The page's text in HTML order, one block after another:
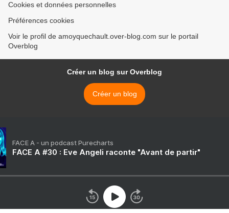
Cookies et données personnelles
Préférences cookies
Voir le profil de amoyquechault.over-blog.com sur le portail
Overblog
Créer un blog sur Overblog
Créer un blog
FACE A - un podcast Purecharts
FACE A #30 : Eve Angeli raconte "Avant de partir"